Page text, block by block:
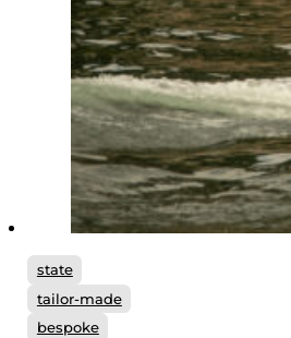
state
tailor-made
bespoke